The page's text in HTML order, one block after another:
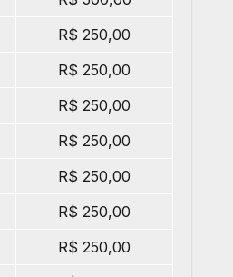
R$ 250,00
R$ 250,00
R$ 250,00
R$ 250,00
R$ 250,00
R$ 250,00
R$ 250,00